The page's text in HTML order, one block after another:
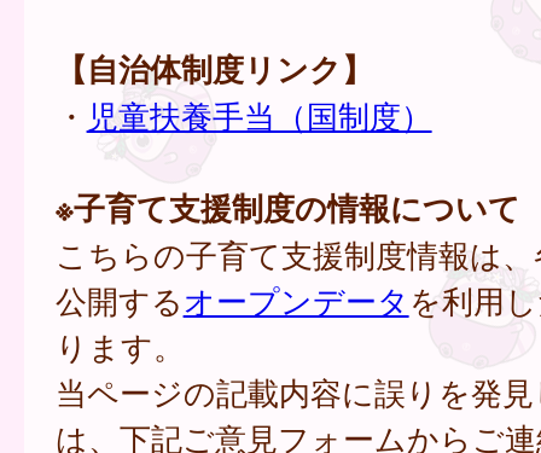
【自治体制度リンク】
・ 児童扶養手当（国制度）
※子育て支援制度の情報について
こちらの子育て支援制度情報は
公開するオープンデータ を利用
ります。
当ページの記載内容に誤りを発
は、下記ご意見フォームからご